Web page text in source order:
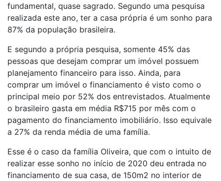
fundamental, quase sagrado. Segundo uma pesquisa
realizada este ano, ter a casa própria é um sonho para
87% da população brasileira.
E segundo a própria pesquisa, somente 45% das
pessoas que desejam comprar um imóvel possuem
planejamento financeiro para isso. Ainda, para
comprar um imóvel o financiamento é visto como o
principal meio por 52% dos entrevistados. Atualmente
o brasileiro gasta em média R$715 por mês com o
pagamento do financiamento imobiliário. Isso equivale
a 27% da renda média de uma família.
Esse é o caso da família Oliveira, que com o intuito de
realizar esse sonho no início de 2020 deu entrada no
financiamento de sua casa, de 150m2 no interior de